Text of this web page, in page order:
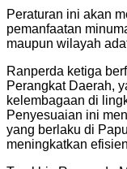
Peraturan ini akan
pemanfaatan
maupun wilayah
Ranperda ketiga
Perangkat Daerah,
kelembagaan di
Penyesuaian ini
yang berlaku di
meningkatkan